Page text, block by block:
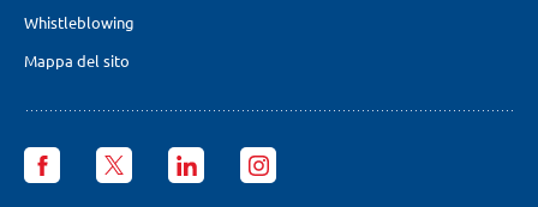
Whistleblowing
Mappa del sito
Garaventa
Lift
Garaventa
Lift
Garaventa
Lift
Garaventa
Lift